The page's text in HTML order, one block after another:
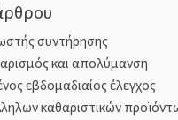
συντήρησης
και απολύμανση
εβδομαδιαίος έλεγχος
καθαριστικών